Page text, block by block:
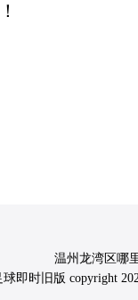
温州龙湾区哪
即时旧版 copyright